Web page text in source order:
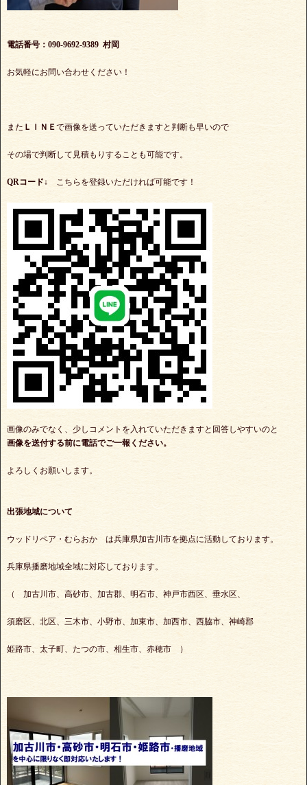
電話番号：090-9692-9389 村岡
お気軽にお問い合わせください！
また ＬＩＮＥで画像を送っていただきますと判断も早いので
その場で判断して見積もりすることも可能です。
QRコード↓ こちらを登録いただければ可能です！
画像のみでなく、少しコメントを入れていただきますと回答しやすいのと
画像を送付する前に電話でご一報ください。
よろしくお願いします。
出張地域について
ウッドリペア・むらおか は兵庫県加古川市を拠点に活動しております。
兵庫県播磨地域全域に対応しております。
（ 加古川市、高砂市、加古郡、明石市、神戸市西区、垂水区、
須磨区、北区、三木市、小野市、加東市、加西市、西脇市、神崎郡
姫路市、太子町、たつの市、相生市、赤穂市 ）